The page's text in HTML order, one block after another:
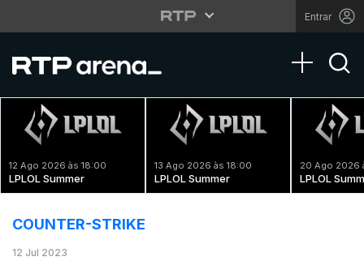
Entrar
Toggle
12 Ago 2026 às 18:00
LPLOL Summer
13 Ago 2026 às 18:00
LPLOL Summer
20 Ago 2026
LPLOL
COUNTER-STRIKE
12 Jul 2023